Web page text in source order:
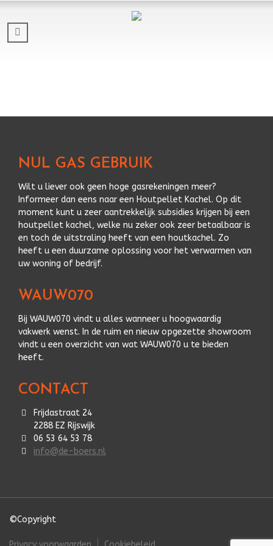
NUL GAS GEBRUIK
Wilt u liever ook geen hoge gasrekeningen meer?
Informeer dan eens naar een Houtpellet Kachel. Op dit
moment kunt u zeer aantrekkelijk subsidies krijgen bij een
houtpellet kachel, welke nu zeker ook zeer betaalbaar is
en toch de uitstraling heeft van een houtkachel. Zo
heeft u een duurzame oplossing voor het verwarmen van
uw woning of bedrijf.
WAUW070
Bij WAUW070 vindt u alles wanneer u hoogwaardig
vakwerk wenst. In de ruim en nieuw opgezette showroom
vindt u een overzicht van wat WAUW070 u te bieden
heeft.
CONTACT
Frijdastraat 24
2288 EZ Rijswijk
06 53 64 53 78
info@de-boers.nl
©Copyright